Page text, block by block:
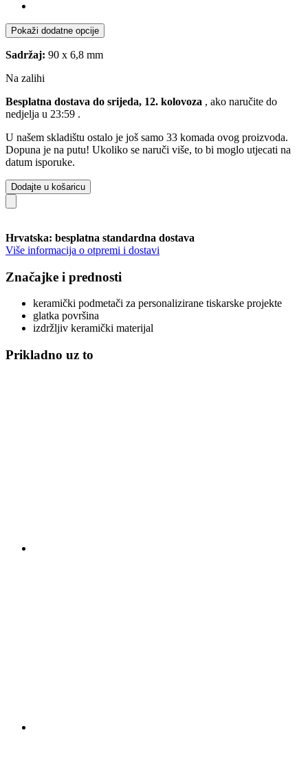
Pokaži dodatne opcije
Sadržaj: 90 x 6,8 mm
Na zalihi
Besplatna dostava do srijeda, 12. kolovoza , ako naručite do
nedjelja u 23:59 .
U našem skladištu ostalo je još samo 33 komada ovog proizvoda.
Dopuna je na putu! Ukoliko se naruči više, to bi moglo utjecati na
datum isporuke.
Dodajte u košaricu
Hrvatska: besplatna standardna dostava
Više informacija o otpremi i dostavi
Značajke i prednosti
keramički podmetači za personalizirane tiskarske projekte
glatka površina
izdržljiv keramički materijal
Prikladno uz to